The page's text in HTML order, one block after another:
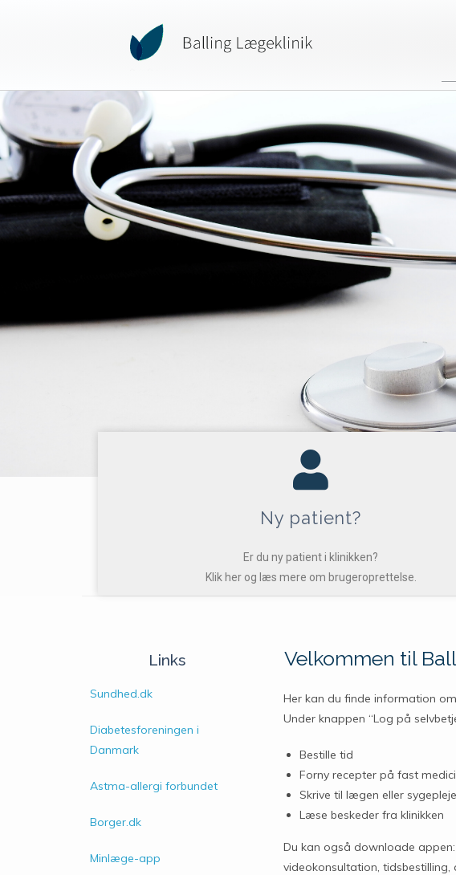
Ny patient?
Er du ny patient i klinikken?
Klik her og læs mere om brugeroprettelse.
Links
Sundhed.dk
Diabetesforeningen i
Danmark
Astma-allergi forbundet
Borger.dk
Minlæge-app
Velkommen til
Her kan du finde information
Under knappen “Log på
Bestille tid
Forny recepter på fast
Skrive til lægen eller
Læse beskeder fra klinikken
Du kan også downloade
videokonsultation, tidsbestilling,